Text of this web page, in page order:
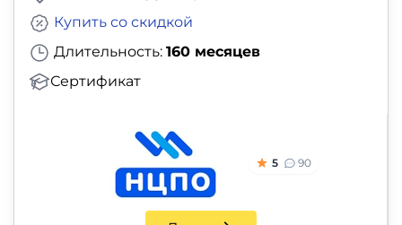
Длительность: 160 месяцев
Сертификат
Купить со скидкой
5 90